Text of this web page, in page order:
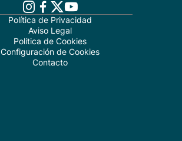
Política de Privacidad
Aviso Legal
Política de Cookies
Configuración de Cookies
Contacto